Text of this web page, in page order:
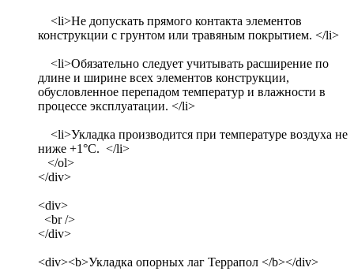
<li>Не допускать прямого контакта элементов
конструкции с грунтом или травяным покрытием. </li>
<li>Обязательно следует учитывать расширение по
длине и ширине всех элементов конструкции,
обусловленное перепадом температур и влажности в
процессе эксплуатации. </li>
<li>Укладка производится при температуре воздуха не
ниже +1°С. </li>
</ol>
</div>
<div>
<br />
</div>
<div><b>Укладка опорных лаг Террапол </b></div>